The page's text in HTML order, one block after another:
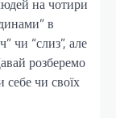
на чотири
в
чи “слиз”, але
розберемо
чи своїх